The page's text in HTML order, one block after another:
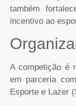
também
incentivo ao
A competição é
em parceria
Esporte e Lazer